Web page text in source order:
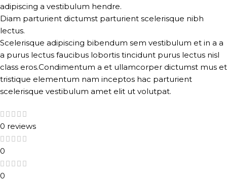
adipiscing a vestibulum hendre.
Diam parturient dictumst parturient scelerisque nibh
lectus.
Scelerisque adipiscing bibendum sem vestibulum et in a a
a purus lectus faucibus lobortis tincidunt purus lectus nisl
class eros.Condimentum a et ullamcorper dictumst mus et
tristique elementum nam inceptos hac parturient
scelerisque vestibulum amet elit ut volutpat.
0 reviews
0
0